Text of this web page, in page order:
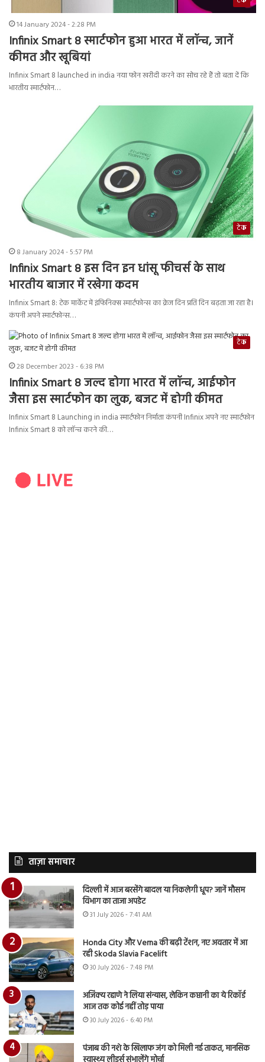
14 January 2024 - 2:28 PM
Infinix Smart 8 स्मार्टफोन हुआ भारत में लॉन्च, जानें
कीमत और खूबियां
Infinix Smart 8 launched in india नया फोन खरीदी करने का सोच रहे हैं तो बता दें कि
भारतीय स्मार्टफोन…
टेक
8 January 2024 - 5:57 PM
Infinix Smart 8 इस दिन इन धांसू फीचर्स के साथ
भारतीय बाजार में रखेगा कदम
Infinix Smart 8: टेक मार्केट में इंफिनिक्स स्मार्टफोन्स का क्रेज दिन प्रति दिन बढ़ता जा रहा है।
कंपनी अपने स्मार्टफोन्स…
टेक
28 December 2023 - 6:38 PM
Infinix Smart 8 जल्द होगा भारत में लॉन्च, आईफोन
जैसा इस स्मार्टफोन का लुक, बजट में होगी कीमत
Infinix Smart 8 Launching in india स्मार्टफोन निर्माता कंपनी Infinix अपने नए स्मार्टफोन
Infinix Smart 8 को लॉन्च करने की…
ताज़ा समाचार
दिल्ली में आज बरसेंगे बादल या निकलेगी धूप? जानें मौसम
विभाग का ताजा अपडेट
31 July 2026 - 7:41 AM
Honda City और Verna की बढ़ी टेंशन, नए अवतार में आ
रही Skoda Slavia Facelift
30 July 2026 - 7:48 PM
अजिंक्य रहाणे ने लिया संन्यास, लेकिन कप्तानी का ये रिकॉर्ड
आज तक कोई नहीं तोड़ पाया
30 July 2026 - 6:40 PM
पंजाब की नशे के खिलाफ जंग को मिली नई ताकत, मानसिक